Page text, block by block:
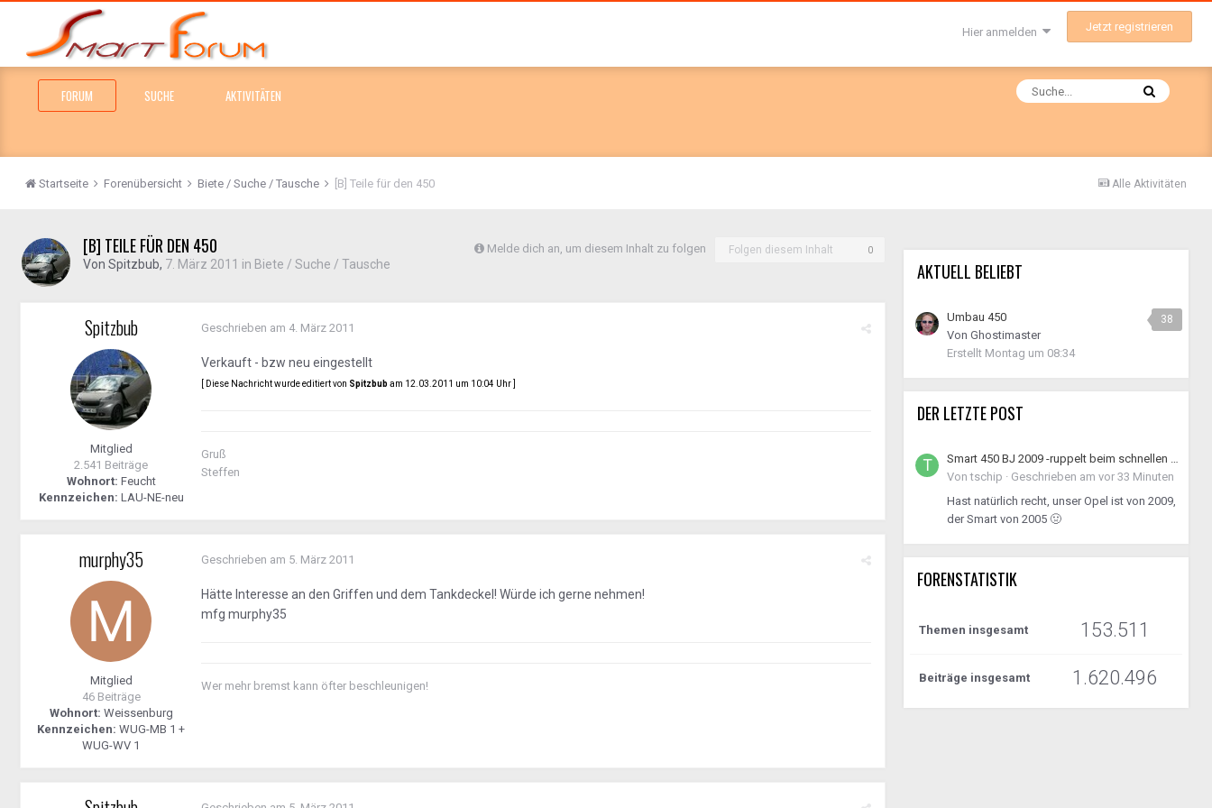
Hier anmelden Jetzt registrieren
FORUM SUCHE AKTIVITÄTEN
Alle Aktivitäten
Startseite Forenübersicht Biete / Suche / Tausche [B] Teile für den 450
Melde dich an, um diesem Inhalt zu folgen Folgen diesem Inhalt 0
[B] TEILE FÜR DEN 450
Von Spitzbub, 7. März 2011 in Biete / Suche / Tausche
Spitzbub
Mitglied
2.541 Beiträge
Wohnort: Feucht
Kennzeichen: LAU-NE-neu
Geschrieben am 4. März 2011
Verkauft - bzw neu eingestellt
[ Diese Nachricht wurde editiert von Spitzbub am 12.03.2011 um 10:04 Uhr ]
Gruß
Steffen
murphy35
Mitglied
46 Beiträge
Wohnort: Weissenburg
Kennzeichen: WUG-MB 1 +
WUG-WV 1
Geschrieben am 5. März 2011
Hätte Interesse an den Griffen und dem Tankdeckel! Würde ich gerne nehmen!
mfg murphy35
Wer mehr bremst kann öfter beschleunigen!
AKTUELL BELIEBT
38
Umbau 450
Von Ghostimaster
Erstellt Montag um 08:34
DER LETZTE POST
Smart 450 BJ 2009 -ruppelt beim schnellen Rückwärtsfahren
Vontschip · Geschrieben am vor 33 Minuten
Hast natürlich recht, unser Opel ist von 2009,
der Smart von 2005 🤢
FORENSTATISTIK
Themen insgesamt 153.511
Beiträge insgesamt 1.620.496